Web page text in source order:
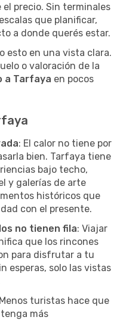
precio. Sin terminales
que planificar,
a donde querés estar.
esto en una vista clara.
o valoración de la
a Tarfaya en pocos
: El calor no tiene por
bien. Tarfaya tiene
bajo techo,
y galerías de arte
históricos que
con el presente.
no tienen fila: Viajar
que los rincones
para disfrutar a tu
esperas, solo las vistas
turistas hace que
más